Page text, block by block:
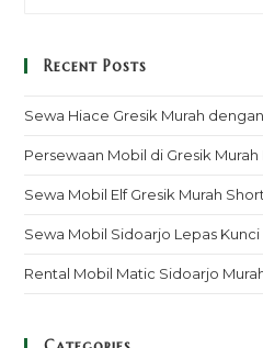
Recent Posts
Sewa Hiace Gresik Murah
Persewaan Mobil di Gresik
Sewa Mobil Elf Gresik Murah
Sewa Mobil Sidoarjo Lepas Kunci
Rental Mobil Matic Sidoarjo